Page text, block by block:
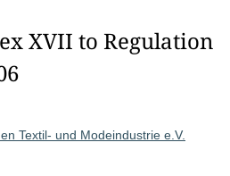
XVII to Regulation
Textil- und Modeindustrie e.V.